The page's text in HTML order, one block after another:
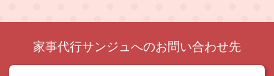
家事代行サンジュへのお問い合わせ先